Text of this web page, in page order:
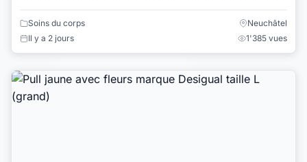
Soins du corps
Neuchâtel
Il y a 2 jours
1'385 vues